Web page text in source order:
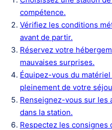
compétence.
Vérifiez les conditions
avant de partir.
Réservez votre
mauvaises surprises.
Équipez-vous du
pleinement de votre
Renseignez-vous sur
dans la station.
Respectez les